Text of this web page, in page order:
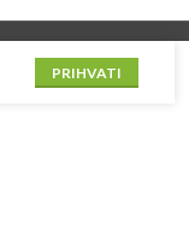
PRIHVATI